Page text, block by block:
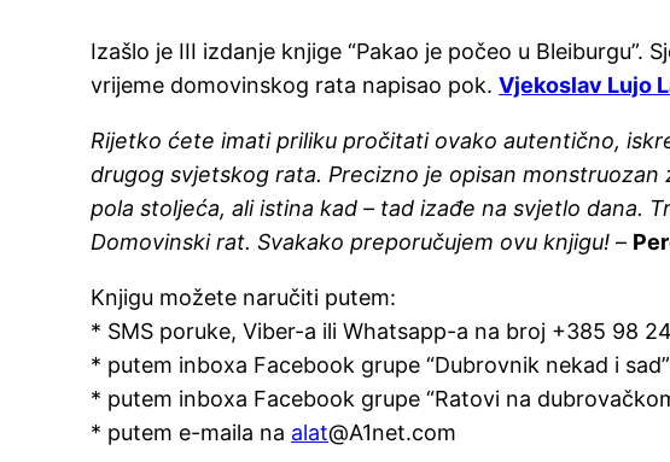
Izašlo je III izdanje knjige “Pakao je počeo u
vrijeme domovinskog rata napisao pok.Vjekoslav Lujo
Rijetko ćete imati priliku pročitati ovako autentično,
drugog svjetskog rata. Precizno je opisan
pola stoljeća, ali istina kad – tad izađe na svjetlo dana.
Domovinski rat. Svakako preporučujem ovu knjigu! –
Knjigu možete naručiti putem:
* SMS poruke, Viber-a ili Whatsapp-a na broj +385 98
* putem inboxa Facebook grupe “Dubrovnik nekad i sad”
* putem inboxa Facebook grupe “Ratovi na
* putem e-maila na alat@A1net.com